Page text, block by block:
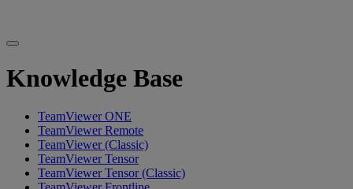
Knowledge Base
TeamViewer ONE
TeamViewer Remote
TeamViewer (Classic)
TeamViewer Tensor
TeamViewer Tensor (Classic)